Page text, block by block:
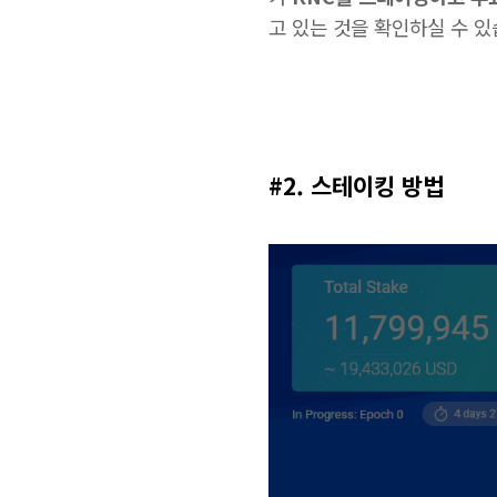
고 있는 것을 확인하실 수
#2. 스테이킹 방법